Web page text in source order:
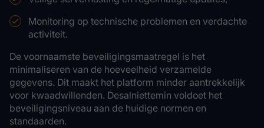
Monitoring op technische problemen en verdachte
activiteit.
De voornaamste beveiligingsmaatregel is het
minimaliseren van de hoeveelheid verzamelde
gegevens. Dit maakt het platform minder aantrekkelijk
voor kwaadwillenden. Desalniettemin voldoet het
beveiligingsniveau aan de huidige normen en
standaarden.